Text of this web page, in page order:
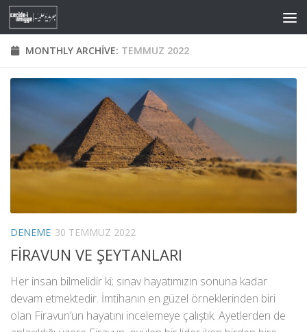
Skip to content
MONTHLY ARCHIVE: TEMMUZ 2022
DENEME 30 TEMMUZ 2022
FİRAVUN VE ŞEYTANLARI
Her insan bilmelidir ki; sınav hayatımızın sonuna kadar
devam etmektedir. İmtihanın en güzel örneklerinden biri
olan Firavun’un hayatını incelemeye çalıştık. Ayetlerden de